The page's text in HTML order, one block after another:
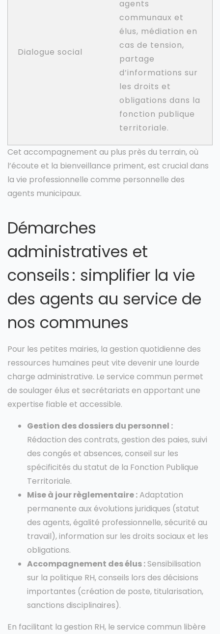
Dialogue social
agents
communaux et
élus, médiation en
cas de tension,
partage
d’informations sur
les droits et
obligations dans la
fonction publique
territoriale.
Cet accompagnement au plus près du terrain, où
l’écoute et la bienveillance priment, est crucial dans
la vie professionnelle comme personnelle des
agents municipaux.
Démarches
administratives et
conseils : simplifier la vie
des agents au service de
nos communes
Pour les petites mairies, la gestion quotidienne des
ressources humaines peut vite devenir une lourde
charge administrative. Le service commun permet
de soulager élus et secrétariats en apportant une
expertise fiable et accessible.
Gestion des dossiers du personnel :
Rédaction des contrats, gestion des paies, suivi
des congés et absences, conseil sur les
spécificités du statut de la Fonction Publique
Territoriale.
Mise à jour règlementaire :Adaptation
permanente aux évolutions juridiques (statut
des agents, égalité professionnelle, sécurité au
travail), information sur les droits sociaux et les
obligations.
Accompagnement des élus :Sensibilisation
sur la politique RH, conseils lors des décisions
importantes (création de poste, titularisation,
sanctions disciplinaires).
En facilitant la gestion RH, le service commun libère